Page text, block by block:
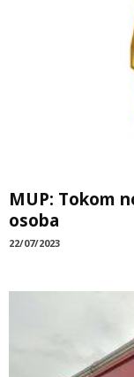
MUP: Tokom
osoba
22/07/2023